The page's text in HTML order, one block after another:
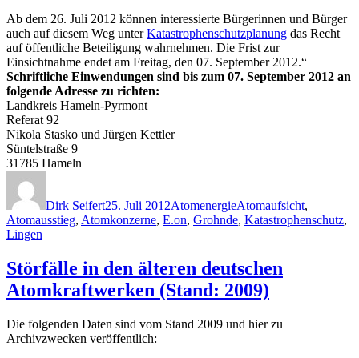
Ab dem 26. Juli 2012 können interessierte Bürgerinnen und Bürger
auch auf diesem Weg unterKatastrophenschutzplanung das Recht
auf öffentliche Beteiligung wahrnehmen. Die Frist zur
Einsichtnahme endet am Freitag, den 07. September 2012.“
Schriftliche Einwendungen sind bis zum 07. September 2012 an
folgende Adresse zu richten:
Landkreis Hameln-Pyrmont
Referat 92
Nikola Stasko und Jürgen Kettler
Süntelstraße 9
31785 Hameln
Dirk Seifert25. Juli 2012AtomenergieAtomaufsicht,
Atomausstieg, Atomkonzerne, E.on, Grohnde, Katastrophenschutz,
Lingen
Störfälle in den älteren deutschen
Atomkraftwerken (Stand: 2009)
Die folgenden Daten sind vom Stand 2009 und hier zu
Archivzwecken veröffentlich: